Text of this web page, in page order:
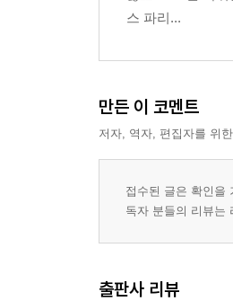
스 파리...
만든 이 코멘트
저자, 역자, 편집자를 위
접수된 글은 확인을
독자 분들의 리뷰는
출판사 리뷰